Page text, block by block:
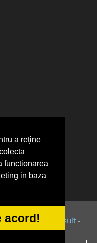
a reţine
functionarea
in baza
acord!
&Tokaido Consult -